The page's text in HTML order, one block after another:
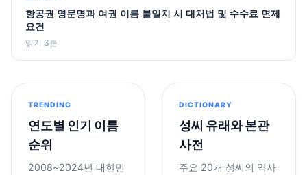
항공권 영문명과 여권 이름 불일치 시 대처법 및 수수료 면제
요건
읽기 3분
TRENDING
연도별 인기 이름
순위
2008~2024년 대한민
DICTIONARY
성씨 유래와 본관
사전
주요 20개 성씨의 역사